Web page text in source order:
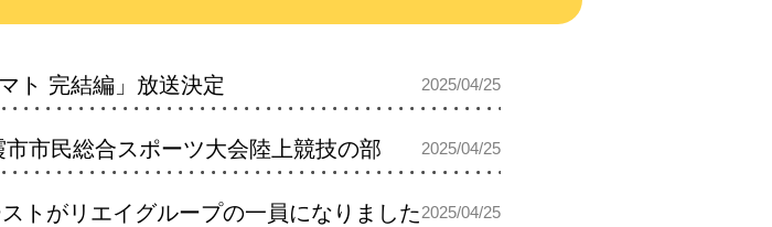
2025/04/25
ト 完結編」放送決定
2025/04/25
市民総合スポーツ大会陸上競技の部
2025/04/25
トがリエイグループの一員になりました